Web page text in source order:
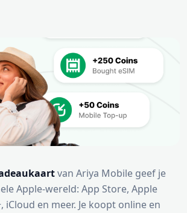
van Ariya Mobile geef je
Apple-wereld: App Store, Apple
iCloud en meer. Je koopt online en